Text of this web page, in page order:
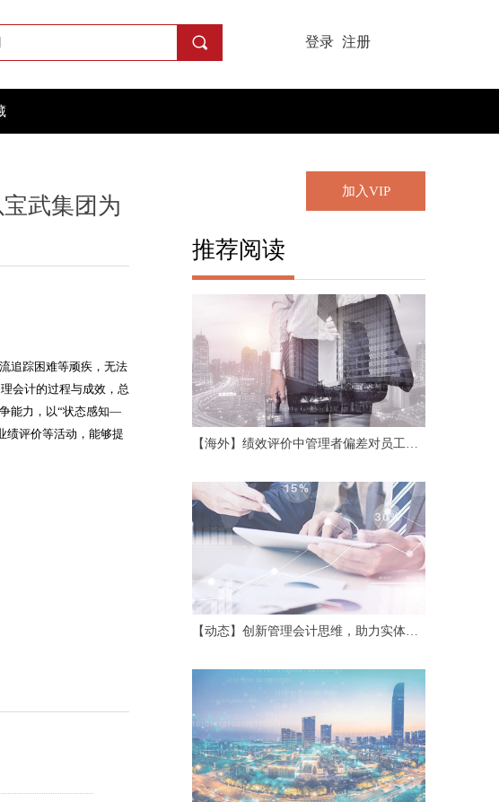
끠 登录 注册
武集团为
追踪困难等顽疾，无法
会计的过程与成效，总
能力，以“状态感知—
绩评价等活动，能够提
推荐阅读
【海外】绩效评价中管理者偏差对员工努
【动态】创新管理会计思维，助力实体经
计沙龙
加入VIP